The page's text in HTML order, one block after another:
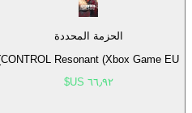
الحزمة المحددة
CONTROL Resonant (Xbox Game EU)
‏٦٦٫٩٢ US$